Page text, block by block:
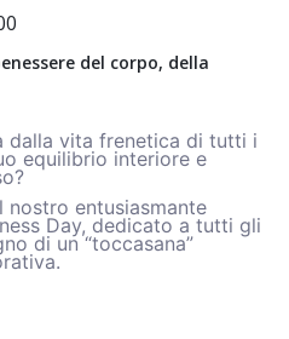
del corpo, della
dalla vita frenetica di tutti i
equilibrio interiore e
entusiasmante
Day, dedicato a tutti gli
di un “toccasana”